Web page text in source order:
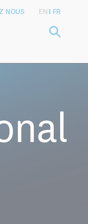
NOUS EN FR